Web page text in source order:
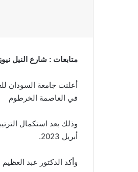
متابعات : شارع النيل نيوز
أعلنت جامعة السودان
في العاصمة الخرطوم
وذلك بعد استكمال
أبريل 2023.
وأكد الدكتور عبد